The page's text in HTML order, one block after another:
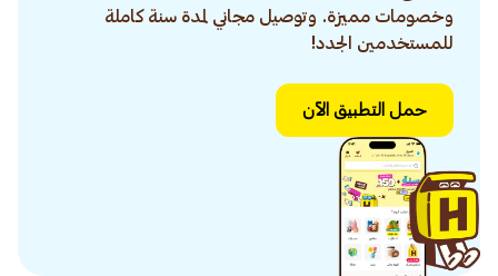
وخصومات مميزة. وتوصيل مجاني لمدة سنة كاملة
للمستخدمين الجدد!
حمل التطبيق الآن